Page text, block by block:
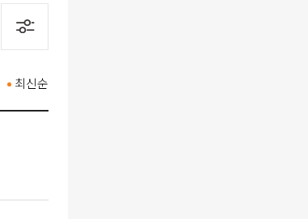
최신순